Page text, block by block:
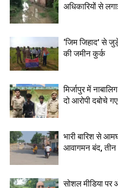
अधिकारियों से
‘जिम जिहाद’ से
की जमीन कुर्क
मिर्जापुर में
दो आरोपी दबोचे गए
भारी बारिश से
आवागमन बंद, तीन
सोशल मीडिया पर